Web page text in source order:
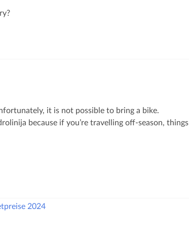
it is not possible to bring a bike.
because if you’re travelling off-season, things
2024